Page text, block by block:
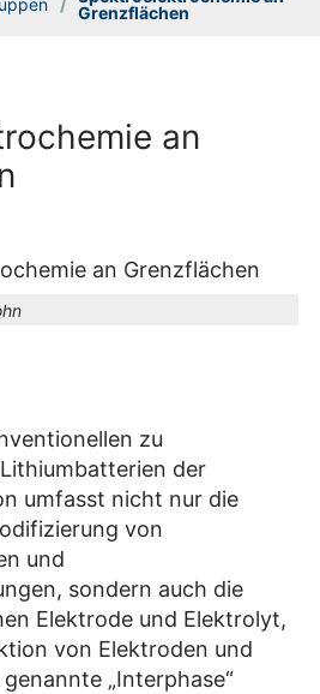
/ Grenzflächen
an
zu
der
umfasst nicht nur die
von
und
sondern auch die
Elektrode und Elektrolyt,
von Elektroden und
„Interphase“